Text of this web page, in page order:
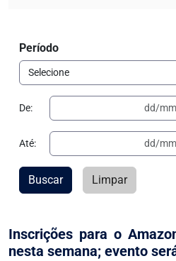
Inscrições para o
nesta semana; evento
Período
De:
Até:
Buscar Limpar